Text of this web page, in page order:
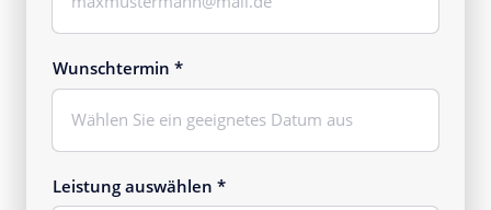
Wunschtermin *
Leistung auswählen *